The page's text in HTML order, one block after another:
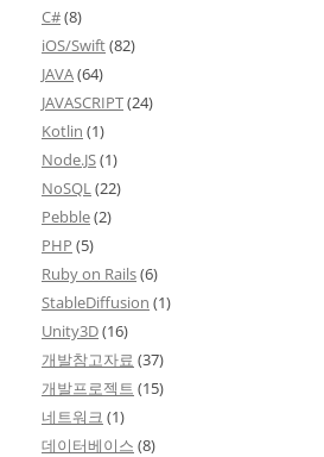
C#(8)
iOS/Swift(82)
JAVA(64)
JAVASCRIPT(24)
Kotlin (1)
Node.JS(1)
NoSQL(22)
Pebble(2)
PHP (5)
Ruby on Rails(6)
StableDiffusion (1)
Unity3D(16)
개발참고자료 (37)
개발프로젝트 (15)
네트워크 (1)
데이터베이스 (8)